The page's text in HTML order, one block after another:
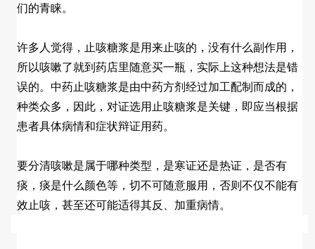
们的青睐。
许多人觉得，止咳糖浆是用来止咳的，没有什么副作用，
所以咳嗽了就到药店里随意买一瓶，实际上这种想法是错
误的。中药止咳糖浆是由中药方剂经过加工配制而成的，
种类众多，因此，对证选用止咳糖浆是关键，即应当根据
患者具体病情和症状辩证用药。
要分清咳嗽是属于哪种类型，是寒证还是热证，是否有
痰，痰是什么颜色等，切不可随意服用，否则不仅不能有
效止咳，甚至还可能适得其反、加重病情。